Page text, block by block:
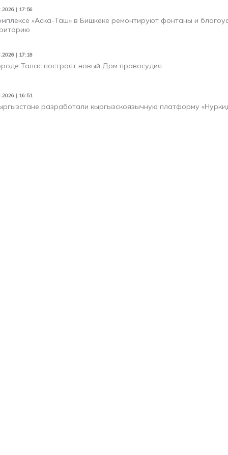
| 17:56
«Аска-Таш» в Бишкеке ремонтируют фонтаны и
| 17:18
Талас построят новый Дом правосудия
| 16:51
разработали кыргызскоязычную платформу